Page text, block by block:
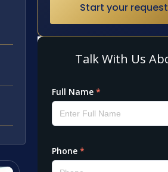
Start your request